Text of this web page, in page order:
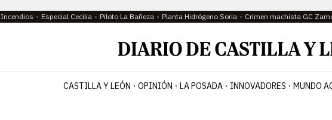
Incendios Especial Cecilia Piloto La Bañeza Planta Hidrógeno Soria Crimen machista GC
CASTILLA Y LEÓN OPINIÓN LA POSADA INNOVADORES MUNDO